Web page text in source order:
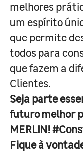
melhores
um espírito
que permite
todos para
que fazem a
Clientes.
Seja parte
futuro melhor
MERLIN!
Fique à